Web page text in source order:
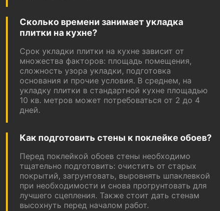
Сколько времени занимает укладка
плитки на кухне?
Срок укладки плитки на кухне зависит от
множества факторов: площадь помещения,
сложность узора укладки, подготовка
основания и прочие условия. В среднем, на
укладку плитки в стандартной кухне площадью
10 кв. метров может потребоваться от 2 до 4
дней.
Как подготовить стены к поклейке обоев?
Перед поклейкой обоев стены необходимо
тщательно подготовить: очистить от старых
покрытий, загрунтовать, выровнять шпаклевкой
при необходимости и снова прогрунтовать для
лучшего сцепления. Также стоит дать стенам
высохнуть перед началом работ.